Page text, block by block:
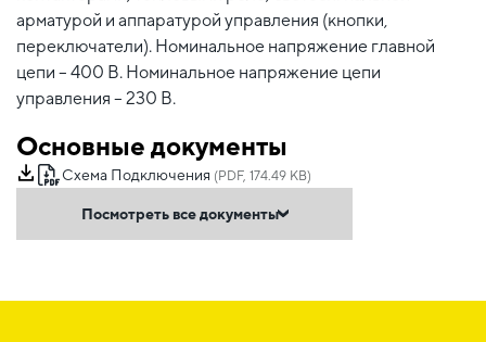
арматурой и аппаратурой управления (кнопки,
переключатели). Номинальное напряжение главной
цепи – 400 В. Номинальное напряжение цепи
управления – 230 В.
Основные документы
Схема Подключения (PDF, 174.49 KB)
Посмотреть все документы